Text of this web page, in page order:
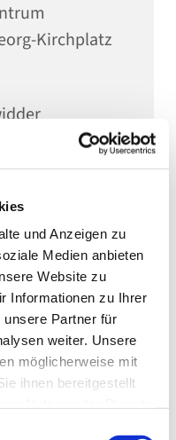
und Anzeigen zu
Medien anbieten
Website zu
Informationen zu Ihrer
unsere Partner für
weiter. Unsere
möglicherweise mit
ihnen bereitgestellt
Kirchplatz